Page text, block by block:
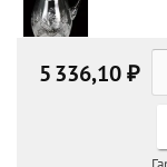
5 336,10 ₽